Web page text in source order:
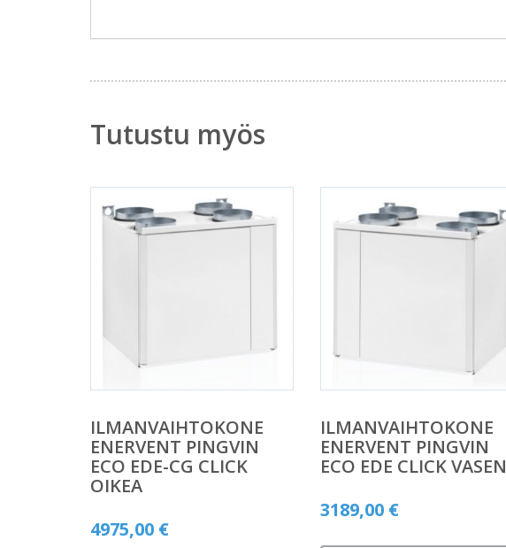
Tutustu myös
ILMANVAIHTOKONE
ENERVENT PINGVIN
ECO EDE-CG CLICK
OIKEA
4975,00 €
ILMANVAIHTOKONE
ENERVENT PINGVIN
ECO EDE CLICK VASEN
3189,00 €